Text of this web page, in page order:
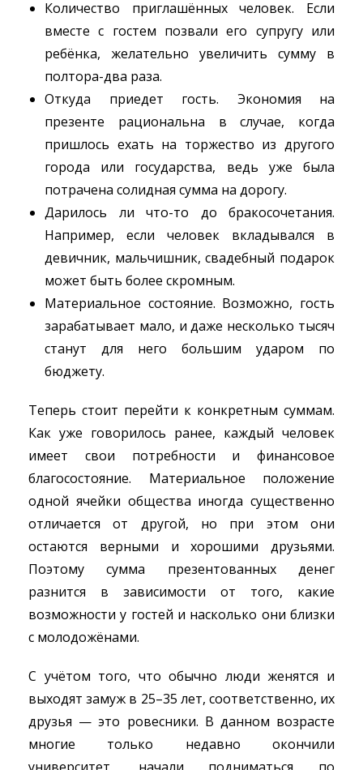
Количество приглашённых человек. Если
вместе с гостем позвали его супругу или
ребёнка, желательно увеличить сумму в
полтора-два раза.
Откуда приедет гость. Экономия на
презенте рациональна в случае, когда
пришлось ехать на торжество из другого
города или государства, ведь уже была
потрачена солидная сумма на дорогу.
Дарилось ли что-то до бракосочетания.
Например, если человек вкладывался в
девичник, мальчишник, свадебный подарок
может быть более скромным.
Материальное состояние. Возможно, гость
зарабатывает мало, и даже несколько тысяч
станут для него большим ударом по
бюджету.
Теперь стоит перейти к конкретным суммам.
Как уже говорилось ранее, каждый человек
имеет свои потребности и финансовое
благосостояние. Материальное положение
одной ячейки общества иногда существенно
отличается от другой, но при этом они
остаются верными и хорошими друзьями.
Поэтому сумма презентованных денег
разнится в зависимости от того, какие
возможности у гостей и насколько они близки
с молодожёнами.
С учётом того, что обычно люди женятся и
выходят замуж в 25–35 лет, соответственно, их
друзья — это ровесники. В данном возрасте
многие только недавно окончили